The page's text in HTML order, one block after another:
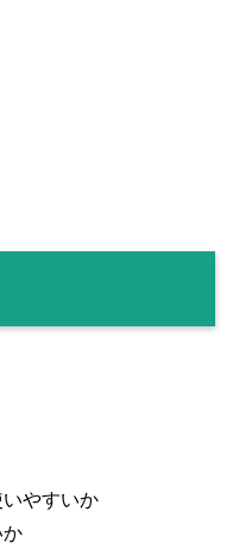
いやすいか
か